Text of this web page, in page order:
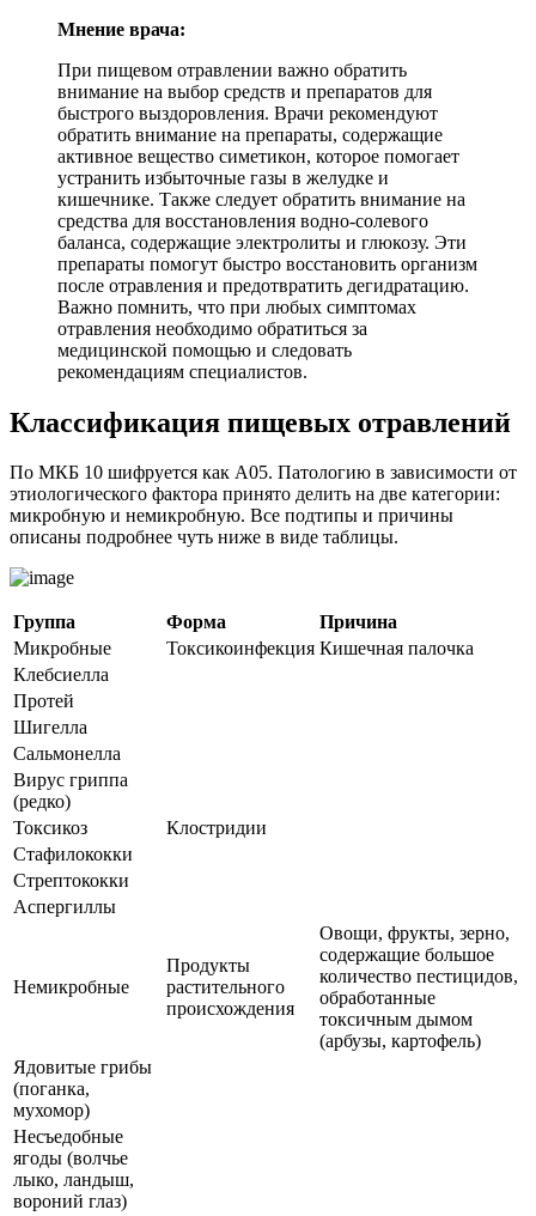
Мнение врача:
При пищевом отравлении важно обратить
внимание на выбор средств и препаратов для
быстрого выздоровления. Врачи рекомендуют
обратить внимание на препараты, содержащие
активное вещество симетикон, которое помогает
устранить избыточные газы в желудке и
кишечнике. Также следует обратить внимание на
средства для восстановления водно-солевого
баланса, содержащие электролиты и глюкозу. Эти
препараты помогут быстро восстановить организм
после отравления и предотвратить дегидратацию.
Важно помнить, что при любых симптомах
отравления необходимо обратиться за
медицинской помощью и следовать
рекомендациям специалистов.
Классификация пищевых отравлений
По МКБ 10 шифруется как А05. Патологию в зависимости от
этиологического фактора принято делить на две категории:
микробную и немикробную. Все подтипы и причины
описаны подробнее чуть ниже в виде таблицы.
Группа Форма
Причина
Микробные
Токсикоинфекция Кишечная палочка
Клебсиелла
Протей
Шигелла
Сальмонелла
Вирус гриппа
(редко)
Токсикоз
Клостридии
Стафилококки
Стрептококки
Аспергиллы
Немикробные
Продукты
растительного
происхождения
Овощи, фрукты, зерно,
содержащие большое
количество пестицидов,
обработанные
токсичным дымом
(арбузы, картофель)
Ядовитые грибы
(поганка,
мухомор)
Несъедобные
ягоды (волчье
лыко, ландыш,
вороний глаз)